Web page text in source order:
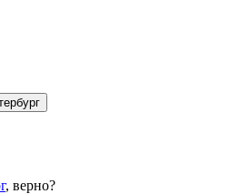
, верно?